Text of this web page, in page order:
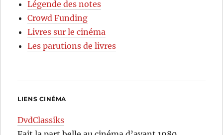
Légende des notes
Crowd Funding
Livres sur le cinéma
Les parutions de livres
LIENS CINÉMA
DvdClassiks